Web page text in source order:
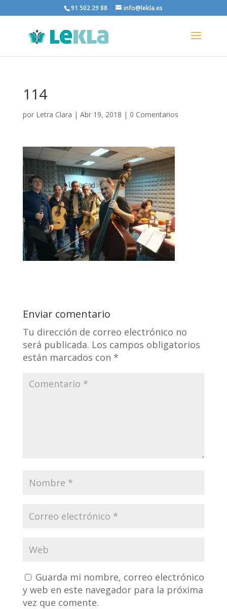
91 502 29 88 info@lekla.es
114
por Letra Clara | Abr 19, 2018 | 0 Comentarios
Enviar comentario
Tu dirección de correo electrónico no
será publicada. Los campos obligatorios
están marcados con *
Guarda mi nombre, correo electrónico
y web en este navegador para la próxima
vez que comente.